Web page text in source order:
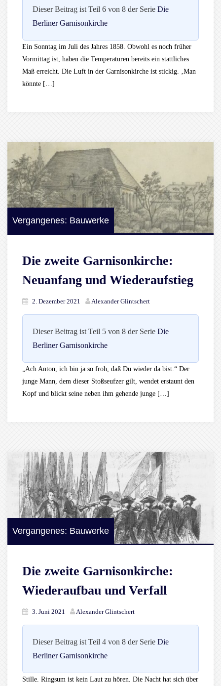
Dieser Beitrag ist Teil 6 von 8 der Serie Die
Berliner Garnisonkirche
Ein Sonntag im Juli des Jahres 1858. Obwohl es noch früher
Vormittag ist, haben die Temperaturen bereits ein stattliches
Maß erreicht. Die Luft in der Garnisonkirche ist stickig. ‚Man
könnte […]
Vergangenes: Bauwerke
Die zweite Garnisonkirche:
Neuanfang und Wiederaufstieg
2. Dezember 2021 Alexander Glintschert
Dieser Beitrag ist Teil 5 von 8 der Serie Die
Berliner Garnisonkirche
„Ach Anton, ich bin ja so froh, daß Du wieder da bist.“ Der
junge Mann, dem dieser Stoßseufzer gilt, wendet erstaunt den
Kopf und blickt seine neben ihm gehende junge […]
Vergangenes: Bauwerke
Die zweite Garnisonkirche:
Wiederaufbau und Verfall
3. Juni 2021 Alexander Glintschert
Dieser Beitrag ist Teil 4 von 8 der Serie Die
Berliner Garnisonkirche
Stille. Ringsum ist kein Laut zu hören. Die Nacht hat sich über